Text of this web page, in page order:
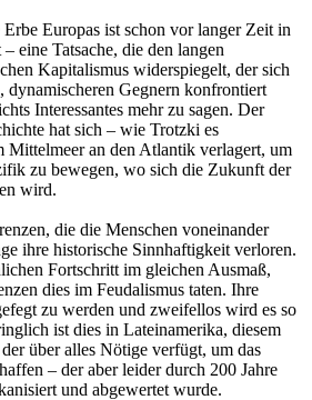
Europas ist schon vor langer Zeit in
eine Tatsache, die den langen
Kapitalismus widerspiegelt, der sich
dynamischeren Gegnern konfrontiert
Interessantes mehr zu sagen. Der
hat sich – wie Trotzki es
Mittelmeer an den Atlantik verlagert, um
zu bewegen, wo sich die Zukunft der
wird.
die die Menschen voneinander
ihre historische Sinnhaftigkeit verloren.
Fortschritt im gleichen Ausmaß,
dies im Feudalismus taten. Ihre
zu werden und zweifellos wird es so
ist dies in Lateinamerika, diesem
über alles Nötige verfügt, um das
– der aber leider durch 200 Jahre
und abgewertet wurde.